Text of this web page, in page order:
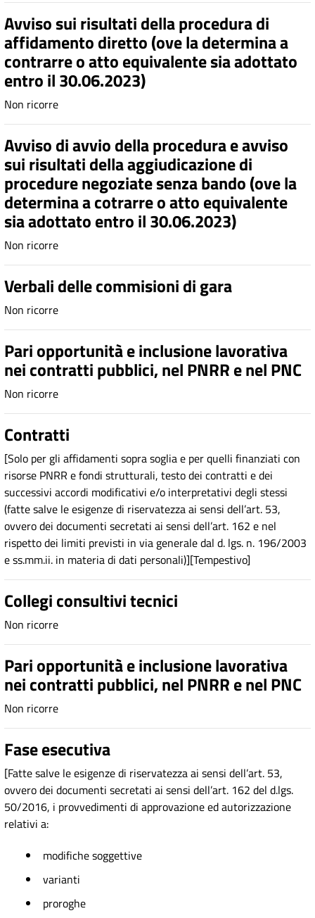
Avviso sui risultati della procedura di
affidamento diretto (ove la determina a
contrarre o atto equivalente sia adottato
entro il 30.06.2023)
Non ricorre
Avviso di avvio della procedura e avviso
sui risultati della aggiudicazione di
procedure negoziate senza bando (ove la
determina a cotrarre o atto equivalente
sia adottato entro il 30.06.2023)
Non ricorre
Verbali delle commisioni di gara
Non ricorre
Pari opportunità e inclusione lavorativa
nei contratti pubblici, nel PNRR e nel PNC
Non ricorre
Contratti
[Solo per gli affidamenti sopra soglia e per quelli finanziati con
risorse PNRR e fondi strutturali, testo dei contratti e dei
successivi accordi modificativi e/o interpretativi degli stessi
(fatte salve le esigenze di riservatezza ai sensi dell’art. 53,
ovvero dei documenti secretati ai sensi dell’art. 162 e nel
rispetto dei limiti previsti in via generale dal d. lgs. n. 196/2003
e ss.mm.ii. in materia di dati personali)][Tempestivo]
Collegi consultivi tecnici
Non ricorre
Pari opportunità e inclusione lavorativa
nei contratti pubblici, nel PNRR e nel PNC
Non ricorre
Fase esecutiva
[Fatte salve le esigenze di riservatezza ai sensi dell’art. 53,
ovvero dei documenti secretati ai sensi dell’art. 162 del d.lgs.
50/2016, i provvedimenti di approvazione ed autorizzazione
relativi a:
modifiche soggettive
varianti
proroghe